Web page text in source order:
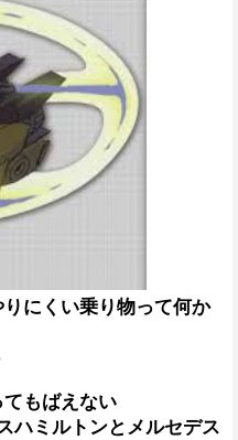
にくい乗り物って何か
もばえない
ハミルトンとメルセデス